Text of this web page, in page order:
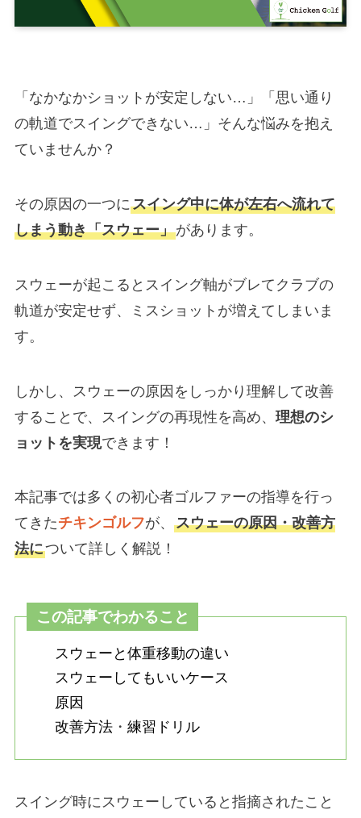
「なかなかショットが安定しない…」「思い通り
の軌道でスイングできない…」そんな悩みを抱え
ていませんか？
その原因の一つにスイング中に体が左右へ流れて
しまう動き「スウェー」があります。
スウェーが起こるとスイング軸がブレてクラブの
軌道が安定せず、ミスショットが増えてしまいま
す。
しかし、スウェーの原因をしっかり理解して改善
することで、スイングの再現性を高め、 理想のシ
ョットを実現できます！
本記事では多くの初心者ゴルファーの指導を行っ
てきたチキンゴルフが、 スウェーの原因・改善方
法について詳しく解説！
この記事でわかること
スウェーと体重移動の違い
スウェーしてもいいケース
原因
改善方法 ・練習ドリル
スイング時にスウェーしていると指摘されたこと